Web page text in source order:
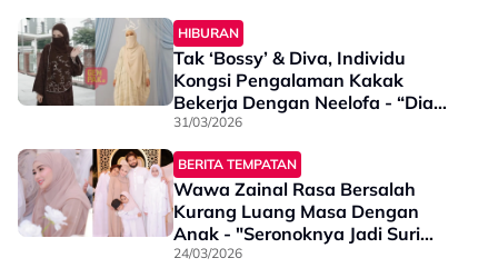
HIBURAN
Tak ‘Bossy’ & Diva, Individu
Kongsi Pengalaman Kakak
Bekerja Dengan Neelofa - “Dia
Cakap Neelofa Ini Memang
Sangat…”
31/03/2026
BERITA TEMPATAN
Wawa Zainal Rasa Bersalah
Kurang Luang Masa Dengan
Anak - "Seronoknya Jadi Suri
Rumah..."
24/03/2026